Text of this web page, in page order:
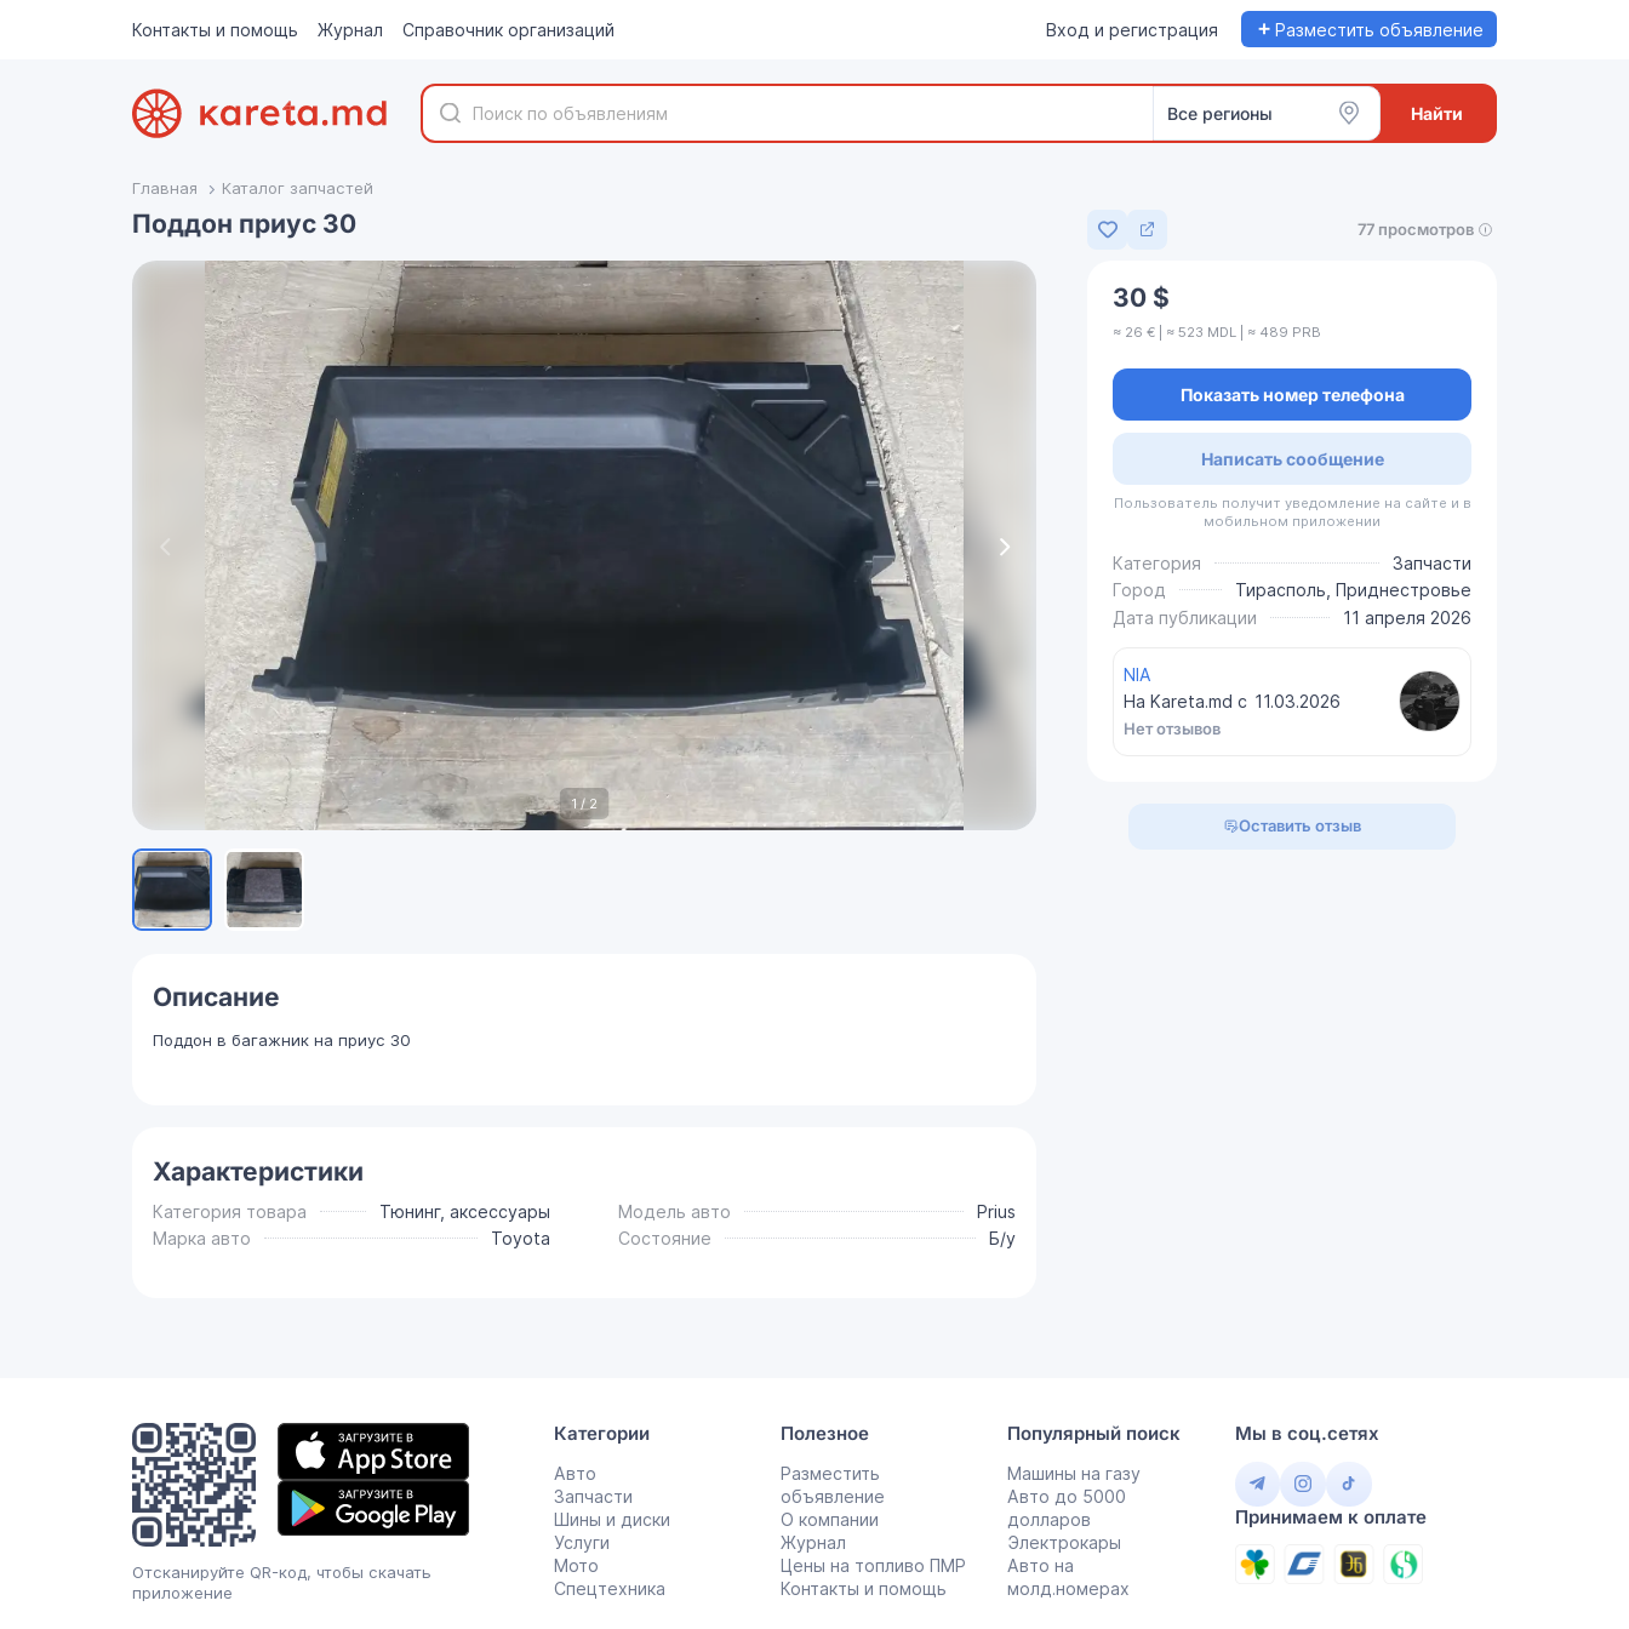
Контакты и помощь Журнал Справочник организаций Вход и регистрация + Разместить объявление
Все регионы Найти
Главная Каталог запчастей
Поддон приус 30
Добавить в избранное
77 просмотров
1 / 2
Описание
Поддон в багажник на приус 30
Характеристики
Категория товара
Тюнинг, аксессуары
Марка авто
Toyota
Модель авто
Prius
Состояние
Б/у
30 $
≈ 26 € | ≈ 523 MDL | ≈ 489 PRB
Показать номер телефона
Написать сообщение
Пользователь получит уведомление на сайте и в
мобильном приложении
Категория
Запчасти
Город
Тирасполь, Приднестровье
Дата публикации
11 апреля 2026
NIA
На Kareta.md с 11.03.2026
Нет отзывов
Оставить отзыв
Мобильное
приложение
Отсканируйте QR-код, чтобы скачать
приложение
Категории
Авто
Запчасти
Шины и диски
Услуги
Мото
Спецтехника
Полезное
Разместить
объявление
О компании
Журнал
Цены на топливо ПМР
Контакты и помощь
Популярный поиск
Машины на газу
Авто до 5000
долларов
Электрокары
Авто на
молд.номерах
Мы в соц.сетях
Принимаем к оплате